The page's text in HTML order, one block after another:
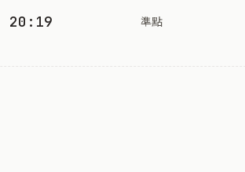
20:19 準點